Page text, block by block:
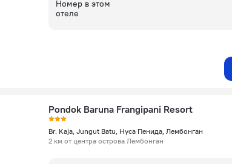
Номер в этом
отеле
Pondok Baruna Frangipani Resort
Br. Kaja, Jungut Batu, Нуса Пенида, Лембонган
2 км от центра острова Лембонган